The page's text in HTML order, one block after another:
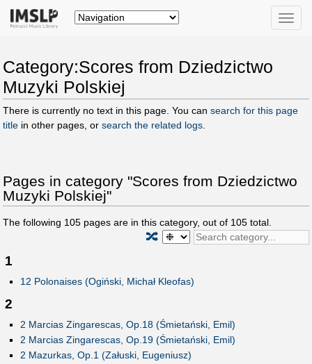
Toggle
Category:Scores from Dziedzictwo
Muzyki Polskiej
There is currently no text in this page. You can search for this page
title in other pages, or search the related logs
Pages in category "Scores from Dziedzictwo
Muzyki Polskiej"
The following 105 pages are in this category, out of 105 total.
🔀
1
12 Polonaises (Ogiński, Michał Kleofas)
2
2 Marcias Zingarescas, Op.18 (Śmietański, Emil)
2 Marcias Zingarescas, Op.19 (Śmietański, Emil)
2 Mazurkas, Op.1 (Załuski, Eugeniusz)